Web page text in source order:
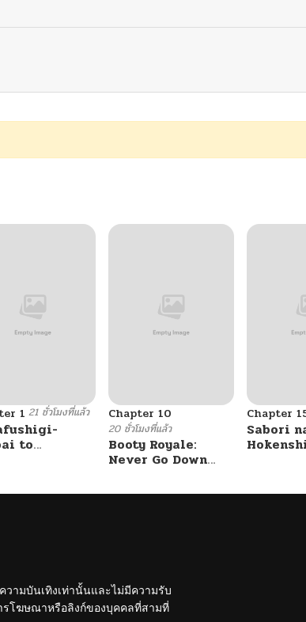
1 21 ชั่วโมงที่แล้ว
to
Chapter 10
20 ชั่วโมงที่แล้ว
Booty Royale:
Never Go Down
Chapter
Sabori
วามบันเทิงเท่านั้นและไม่มีความรับ
รโฆษณาหรือลิงก์ของบุคคลที่สามที่